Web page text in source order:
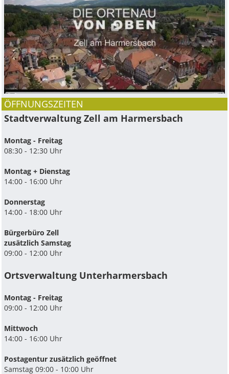
ÖFFNUNGSZEITEN
Stadtverwaltung Zell am Harmersbach
Montag - Freitag
08:30 - 12:30 Uhr
Montag + Dienstag
14:00 - 16:00 Uhr
Donnerstag
14:00 - 18:00 Uhr
Bürgerbüro Zell
zusätzlich Samstag
09:00 - 12:00 Uhr
Ortsverwaltung Unterharmersbach
Montag - Freitag
09:00 - 12:00 Uhr
Mittwoch
14:00 - 16:00 Uhr
Postagentur zusätzlich geöffnet
Samstag 09:00 - 10:00 Uhr